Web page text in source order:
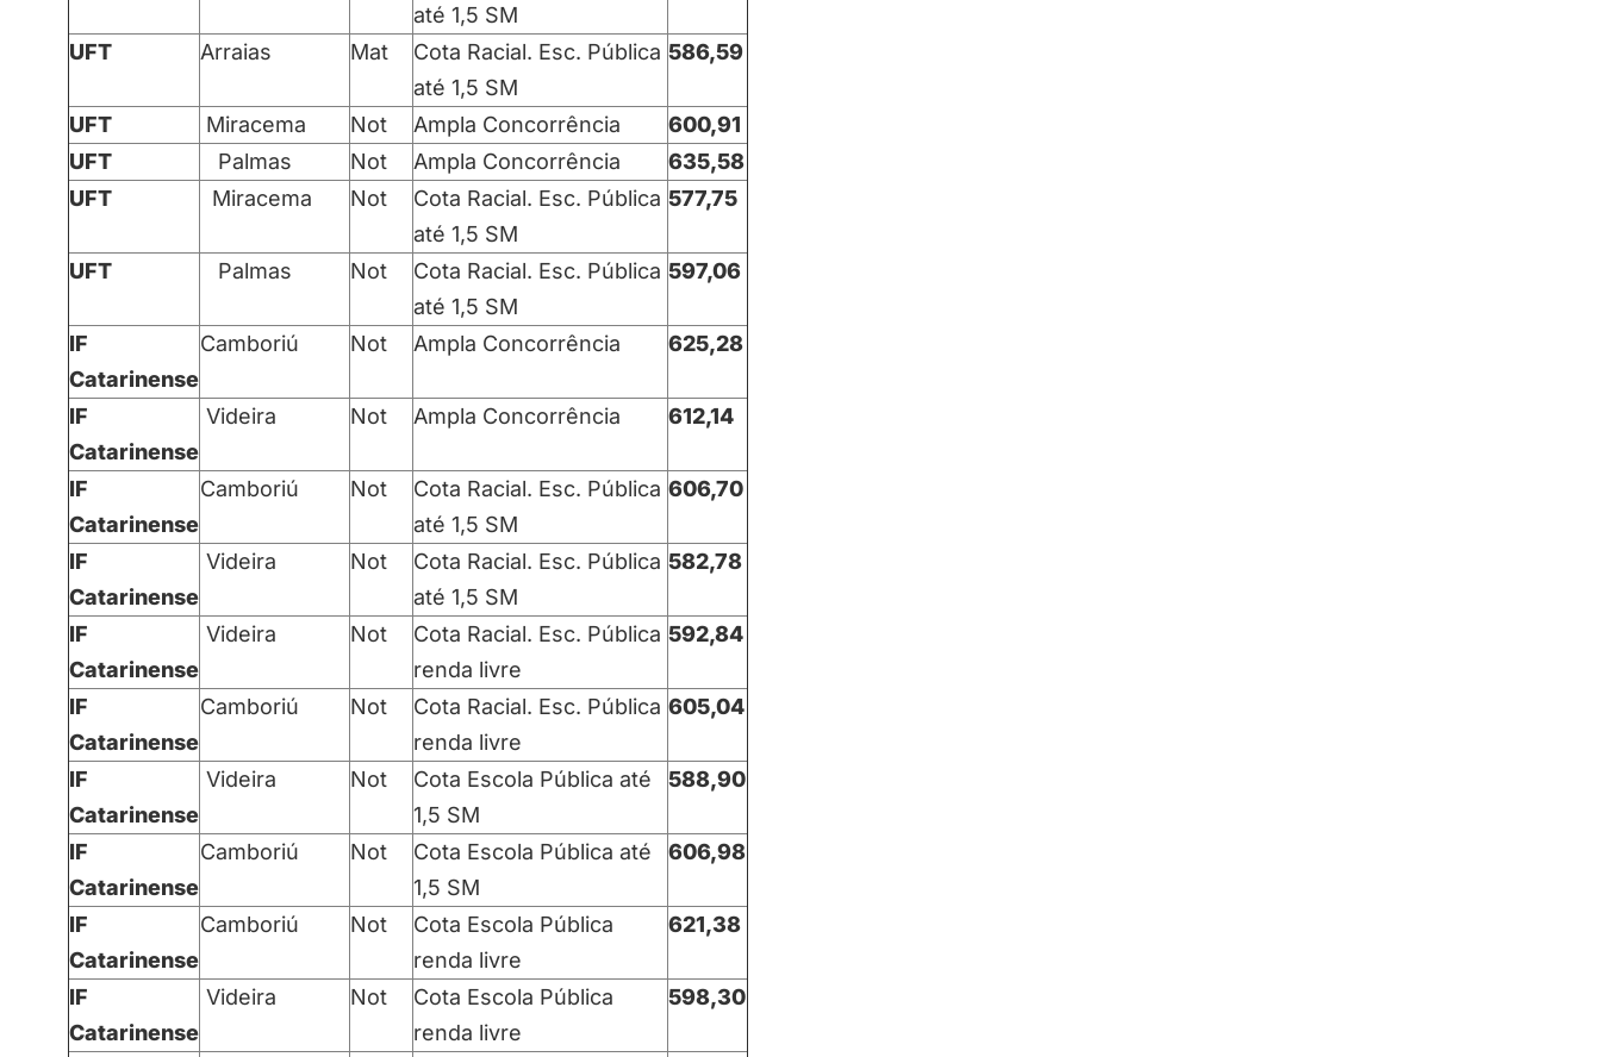
até 1,5 SM
UFT Arraias Mat
Cota Racial. Esc. Pública
até 1,5 SM
586,59
UFT Miracema Not Ampla Concorrência
600,91
UFT
Palmas Not Ampla Concorrência
635,58
UFT
Miracema Not
Cota Racial. Esc. Pública
até 1,5 SM
577,75
UFT Palmas Not
Cota Racial. Esc. Pública
até 1,5 SM
597,06
IF
Catarinense
Camboriú Not Ampla Concorrência 625,28
IF
Catarinense
Videira Not Ampla Concorrência 612,14
IF
Catarinense
Camboriú Not
Cota Racial. Esc. Pública
até 1,5 SM
606,70
IF
Catarinense
Videira Not
Cota Racial. Esc. Pública
até 1,5 SM
582,78
IF
Catarinense
Videira Not
Cota Racial. Esc. Pública
renda livre
592,84
IF
Catarinense
Camboriú Not
Cota Racial. Esc. Pública
renda livre
605,04
IF
Catarinense
Videira Not
Cota Escola Pública até
1,5 SM
588,90
IF
Catarinense
Camboriú Not
Cota Escola Pública até
1,5 SM
606,98
IF
Catarinense
Camboriú Not
Cota Escola Pública
renda livre
621,38
IF
Catarinense
Videira Not
Cota Escola Pública
renda livre
598,30